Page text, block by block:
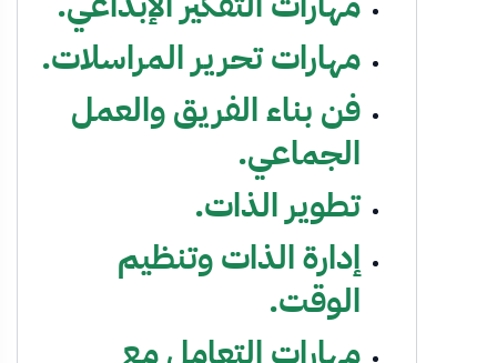
مهارات تحرير المراسلات.
فن بناء الفريق والعمل
الجماعي.
تطوير الذات.
إدارة الذات وتنظيم
الوقت.
مهارات التعامل مع